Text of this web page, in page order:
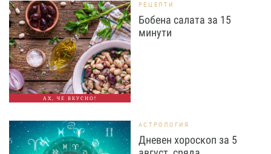
АХ, ЧЕ ВКУСНО!
РЕЦЕПТИ
Бобена салата за 15
минути
АСТРОЛОГИЯ
Дневен хороскоп за 5